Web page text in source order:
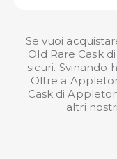
Se vuoi
Old Rare Cask
sicuri. Svinando
Oltre a
Cask di
altri nostri